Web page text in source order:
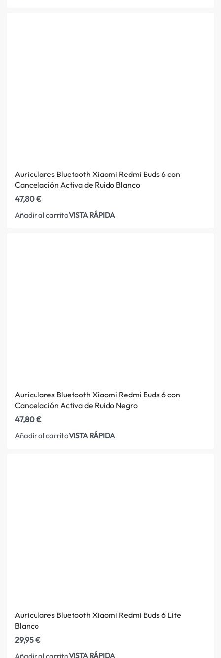
Auriculares Bluetooth Xiaomi Redmi Buds 6 con
Cancelación Activa de Ruido Blanco
47,80€
Añadir al carritoVISTA RÁPIDA
Auriculares Bluetooth Xiaomi Redmi Buds 6 con
Cancelación Activa de Ruido Negro
47,80€
Añadir al carritoVISTA RÁPIDA
Auriculares Bluetooth Xiaomi Redmi Buds 6 Lite
Blanco
29,95€
Añadir al carritoVISTA RÁPIDA